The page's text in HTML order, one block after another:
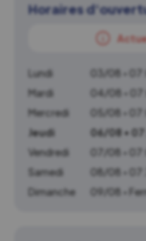
Horaires
Lundi
03/08 •
Mardi
04/08 •
Mercredi
05/08 •
Jeudi
06/08 •
Vendredi
07/08 •
Samedi
08/08 •
Dimanche
09/08 •